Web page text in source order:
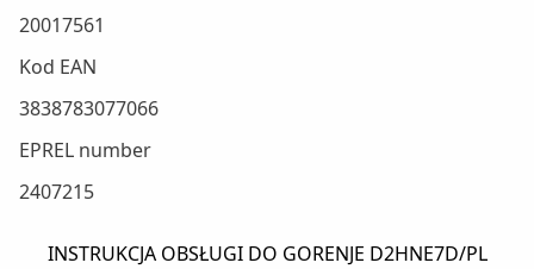
20017561
Kod EAN
3838783077066
EPREL number
2407215
INSTRUKCJA OBSŁUGI DO GORENJE D2HNE7D/PL